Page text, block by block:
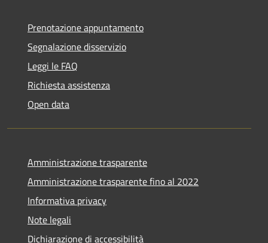
Prenotazione appuntamento
Segnalazione disservizio
Leggi le FAQ
Richiesta assistenza
Open data
Amministrazione trasparente
Amministrazione trasparente fino al 2022
Informativa privacy
Note legali
Dichiarazione di accessibilità